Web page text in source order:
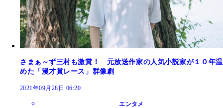
さまぁ～ず三村も激賞！ 元放送作家の人気小説家が１０年温
めた「漫才賞レース」群像劇
2021年09月28日 06:20
エンタメ